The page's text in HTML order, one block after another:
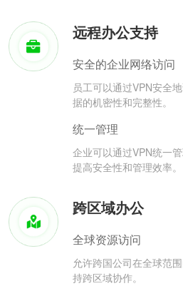
远程办公支持
安全的企业网络访问
员工可以通过VPN安全
据的机密性和完整性。
统一管理
企业可以通过VPN统一
提高安全性和管理效率。
跨区域办公
全球资源访问
允许跨国公司在全球范
持跨区域协作。